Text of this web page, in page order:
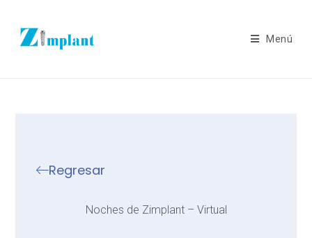
Menú
Regresar
Noches de Zimplant – Virtual